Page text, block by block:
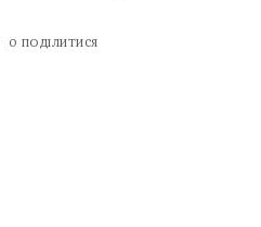
0 ПОДІЛИТИСЯ